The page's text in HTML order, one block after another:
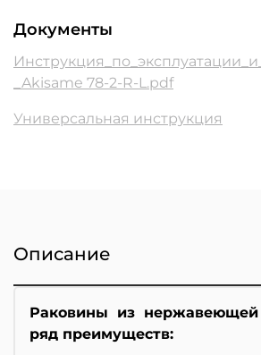
Документы
_Akisame 78-2-R-L.pdf
Универсальная инструкция
Описание
Раковины из
ряд преимуществ: